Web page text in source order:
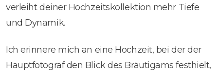
verleiht deiner Hochzeitskollektion mehr Tiefe
und Dynamik.
Ich erinnere mich an eine Hochzeit, bei der der
Hauptfotograf den Blick des Bräutigams festhielt,